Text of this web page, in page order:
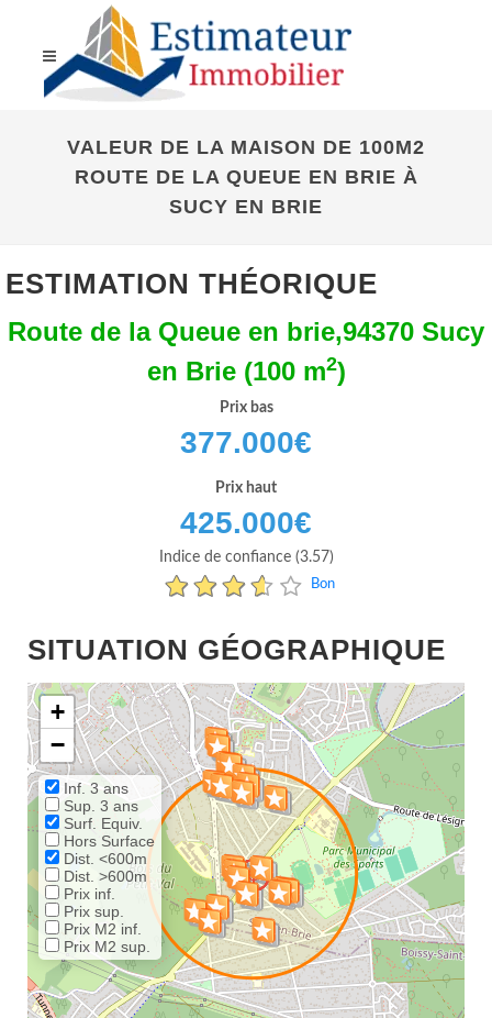
VALEUR DE LA MAISON DE 100M2
ROUTE DE LA QUEUE EN BRIE À
SUCY EN BRIE
ESTIMATION THÉORIQUE
Route de la Queue en brie,94370 Sucy
en Brie (100 m2)
Prix bas
377.000€
Prix haut
425.000€
Indice de confiance (3.57)
Bon
SITUATION GÉOGRAPHIQUE
+
−
Inf. 3 ans
Sup. 3 ans
Surf. Equiv.
Hors Surface
Dist. <600m
Dist. >600m
Prix inf.
Prix sup.
Prix M2 inf.
Prix M2 sup.